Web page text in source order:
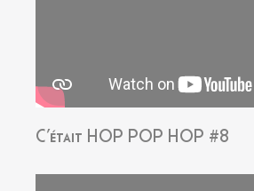
C’était HOP POP HOP #8